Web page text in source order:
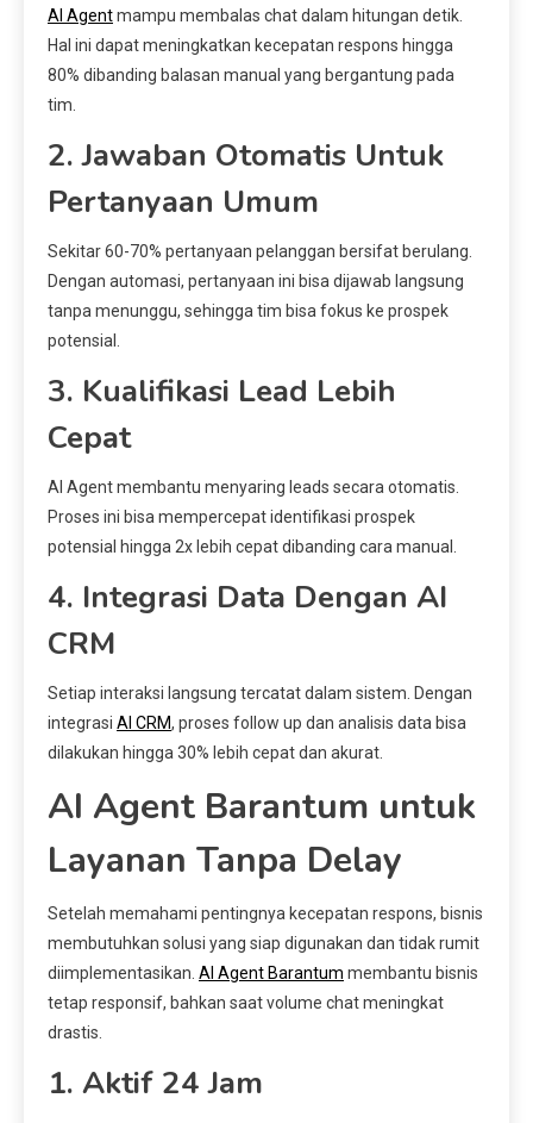
AI Agentmampu membalas chat dalam hitungan detik.
Hal ini dapat meningkatkan kecepatan respons hingga
80% dibanding balasan manual yang bergantung pada
tim.
2. Jawaban Otomatis Untuk
Pertanyaan Umum
Sekitar 60-70% pertanyaan pelanggan bersifat berulang.
Dengan automasi, pertanyaan ini bisa dijawab langsung
tanpa menunggu, sehingga tim bisa fokus ke prospek
potensial.
3. Kualifikasi Lead Lebih
Cepat
AI Agent membantu menyaring leads secara otomatis.
Proses ini bisa mempercepat identifikasi prospek
potensial hingga 2x lebih cepat dibanding cara manual.
4. Integrasi Data Dengan AI
CRM
Setiap interaksi langsung tercatat dalam sistem. Dengan
integrasi AI CRM, proses follow up dan analisis data bisa
dilakukan hingga 30% lebih cepat dan akurat.
AI Agent Barantum untuk
Layanan Tanpa Delay
Setelah memahami pentingnya kecepatan respons, bisnis
membutuhkan solusi yang siap digunakan dan tidak rumit
diimplementasikan. AI Agent Barantum membantu bisnis
tetap responsif, bahkan saat volume chat meningkat
drastis.
1. Aktif 24 Jam